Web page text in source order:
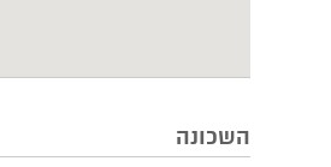
השכונה